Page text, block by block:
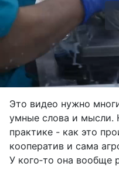
Это видео нужно
умные слова и мысли.
практике - как это
кооператив и сама
У кого‑то она вообще